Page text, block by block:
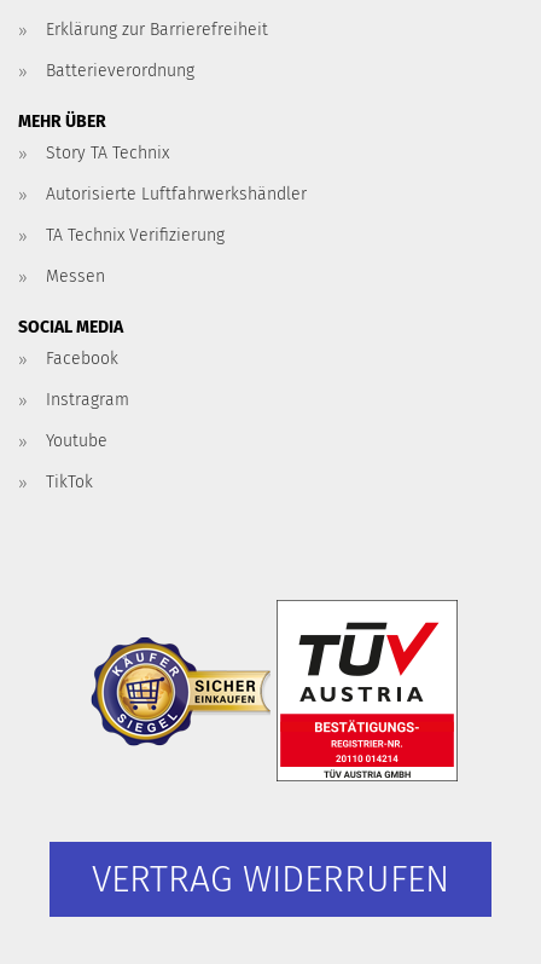
Erklärung zur Barrierefreiheit
Batterieverordnung
MEHR ÜBER
Story TA Technix
Autorisierte Luftfahrwerkshändler
TA Technix Verifizierung
Messen
SOCIAL MEDIA
Facebook
Instragram
Youtube
TikTok
VERTRAG WIDERRUFEN